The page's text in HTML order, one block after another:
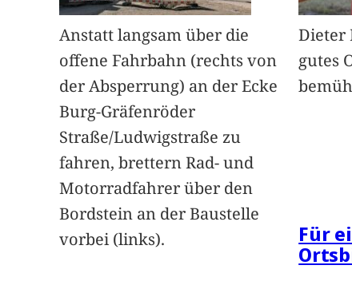
Anstatt langsam über die
offene Fahrbahn (rechts von
der Absperrung) an der Ecke
Burg-Gräfenröder
Straße/Ludwigstraße zu
fahren, brettern Rad- und
Motorradfahrer über den
Bordstein an der Baustelle
vorbei (links).
Dieter
gutes
Für